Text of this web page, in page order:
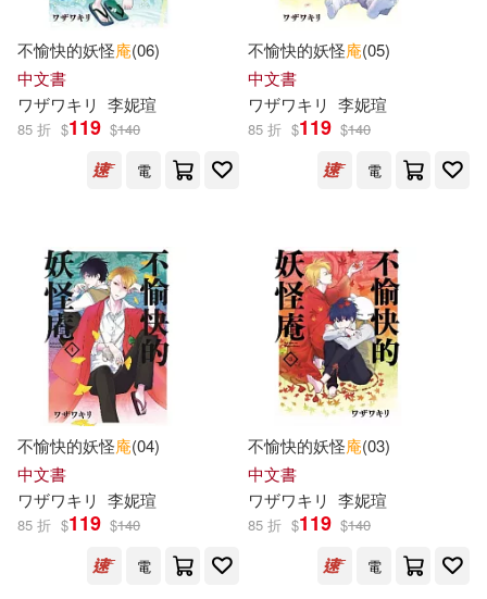
ﾘﾌﾞｰﾄ編集部(2)
(德) 格林兄弟；李宇琦（繪）(1)
(意) 卡洛·科洛迪著；李宇琦（繪）
(1)
(比) 莫里斯·梅特林克著；李宇琦
（繪）(1)
(法) 儒勒·列那爾著；李宇琦（繪）
(法) 博蒙夫人著；李宇琦（繪）(1)
(法) 夏爾·佩羅著；李宇琦（繪）(1)
(瑞士) 約翰娜·斯比麗著；李宇琦
（繪）(1)
ソニー・ミュージックレーベルズ
ホビージャパン(1)
上海古籍出版社(1)
中國友誼出版公司(1)
中國民族攝影藝術出版社(1)
中國社會科學出版社(1)
中國致公出版社(1)
中華書局(1) 九州出版社(1)
不愉快的妖怪庵(06)
中文書
ワザワキリ 李妮瑄
85 折 $119 $140
電
不愉快的妖怪庵(05)
中文書
ワザワキリ 李妮瑄
85 折 $119 $140
電
不愉快的妖怪庵(04)
中文書
ワザワキリ 李妮瑄
85 折 $119 $140
電
不愉快的妖怪庵(03)
中文書
ワザワキリ 李妮瑄
85 折 $119 $140
電